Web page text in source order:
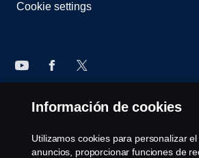
Cookie settings
CV AB (publ), SE-151 87 Södertälje,
+46-8-55 38 10 00, Fax: +46-8-55 38 10
Información de cookies
Utilizamos cookies para personalizar
anuncios, proporcionar funciones de